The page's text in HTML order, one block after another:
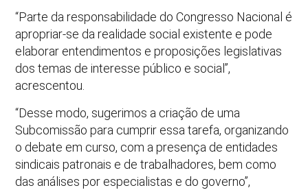
“Parte da responsabilidade do Congresso Nacional é
apropriar-se da realidade social existente e pode
elaborar entendimentos e proposições legislativas
dos temas de interesse público e social”,
acrescentou.
“Desse modo, sugerimos a criação de uma
Subcomissão para cumprir essa tarefa, organizando
o debate em curso, com a presença de entidades
sindicais patronais e de trabalhadores, bem como
das análises por especialistas e do governo”,